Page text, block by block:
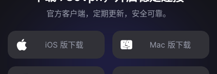
官方客户端，定期更新，安全可靠。
iOS 版下载 Mac 版下载